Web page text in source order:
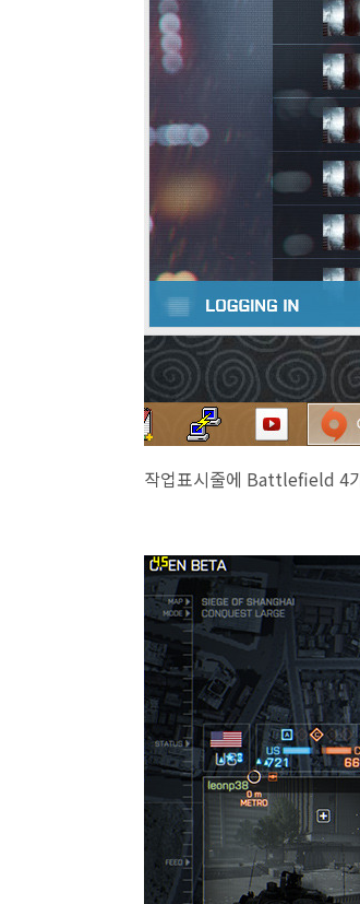
작업표시줄에 Battlefield 4